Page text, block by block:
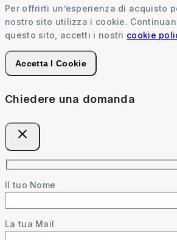
Per offrirti un’esperienza di acquisto
nostro sito utilizza i cookie.
questo sito, accetti i nostri cookie
Accetta I Cookie
Chiedere una domanda
Il tuo Nome
La tua Mail